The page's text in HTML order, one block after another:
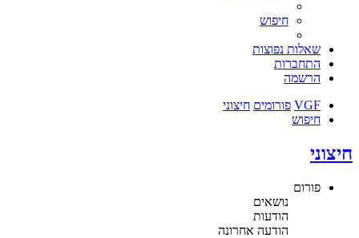
חיפוש
שאלות נפוצות
התחברות
הרשמה
VGF פורומים חיצוני
חיפוש
חיצוני
פורום
נושאים
הודעות
הודעה אחרונה